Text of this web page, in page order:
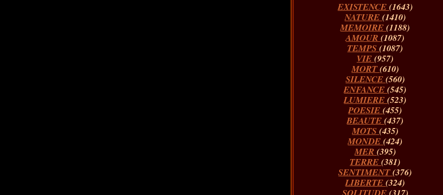
EXISTENCE (1643)
NATURE (1410)
MEMOIRE(1188)
AMOUR(1087)
TEMPS(1087)
VIE(957)
MORT(610)
SILENCE (560)
ENFANCE(545)
LUMIERE(523)
POESIE(455)
BEAUTE(437)
MOTS (435)
MONDE(424)
MER (395)
TERRE(381)
SENTIMENT(376)
LIBERTE(324)